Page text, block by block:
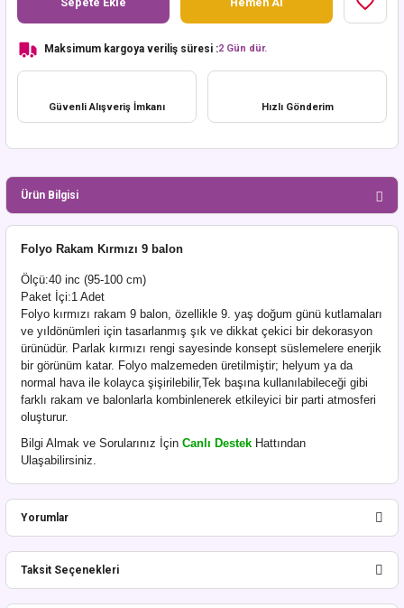
Maksimum kargoya veriliş süresi :2 Gün dür.
Güvenli Alışveriş İmkanı Hızlı Gönderim
Ürün Bilgisi
Folyo Rakam Kırmızı 9 balon
Ölçü:40 inc (95-100 cm)
Paket İçi:1 Adet
Folyo kırmızı rakam 9 balon, özellikle 9. yaş doğum günü kutlamaları
ve yıldönümleri için tasarlanmış şık ve dikkat çekici bir dekorasyon
ürünüdür. Parlak kırmızı rengi sayesinde konsept süslemelere enerjik
bir görünüm katar. Folyo malzemeden üretilmiştir; helyum ya da
normal hava ile kolayca şişirilebilir,Tek başına kullanılabileceği gibi
farklı rakam ve balonlarla kombinlenerek etkileyici bir parti atmosferi
oluşturur.
Bilgi Almak ve Sorularınız İçin Canlı Destek Hattından
Ulaşabilirsiniz.
Yorumlar
Bu ürüne ilk yorumu siz yapın!
Taksit Seçenekleri